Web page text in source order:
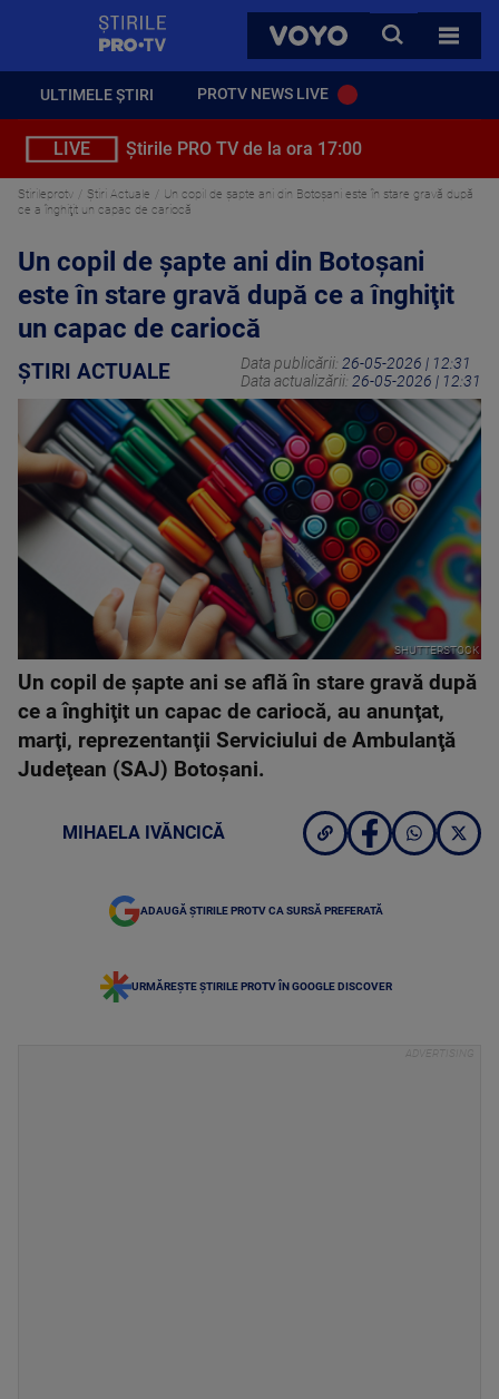
VOYO
CAUTA
TOATE
ULTIMELE ȘTIRI PROTV NEWS LIVE
LIVE Știrile PRO TV de la ora 17:00
Stirileprotv Știri Actuale
Un copil de şapte ani din Botoşani este în stare gravă după
ce a înghiţit un capac de cariocă
Un copil de şapte ani din Botoşani
este în stare gravă după ce a înghiţit
un capac de cariocă
ȘTIRI ACTUALE Data publicării: 26-05-2026 | 12:31
Data actualizării: 26-05-2026 | 12:31
SHUTTERSTOCK
Un copil de şapte ani se află în stare gravă după
ce a înghiţit un capac de cariocă, au anunţat,
marţi, reprezentanţii Serviciului de Ambulanţă
Judeţean (SAJ) Botoşani.
MIHAELA IVĂNCICĂ
ADAUGĂ ȘTIRILE PROTV CA SURSĂ PREFERATĂ
URMĂREȘTE ȘTIRILE PROTV ÎN GOOGLE DISCOVER